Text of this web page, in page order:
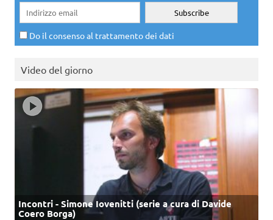
Do il consenso al trattamento dei dati
Video del giorno
Incontri - Simone Iovenitti (serie a cura di Davide
Coero Borga)